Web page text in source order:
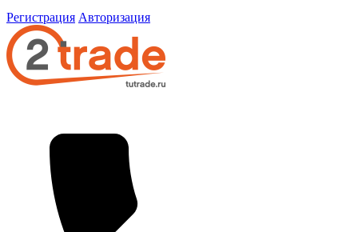
Регистрация Авторизация